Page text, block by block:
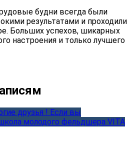
будни всегда были
результатами и проходили
Больших успехов, шикарных
настроения и только лучшего
друзья ! Если вы
молодого фельдшера VITA